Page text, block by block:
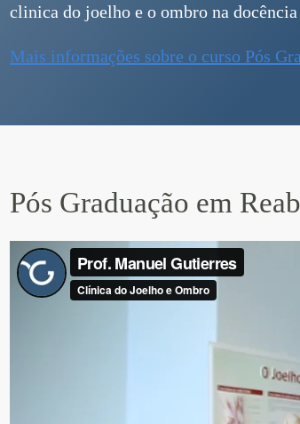
clinica do joelho e o ombro na docência
Mais informações sobre o curso Pós
Pós Graduação em